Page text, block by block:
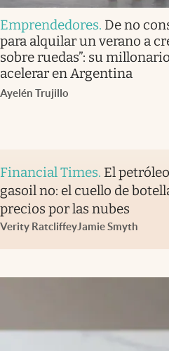
Emprendedores. De no
para alquilar un verano a
sobre ruedas”: su
acelerar en Argentina
Ayelén Trujillo
Financial Times. El
gasoil no: el cuello de
precios por las nubes
Verity RatcliffeyJamie Smyth